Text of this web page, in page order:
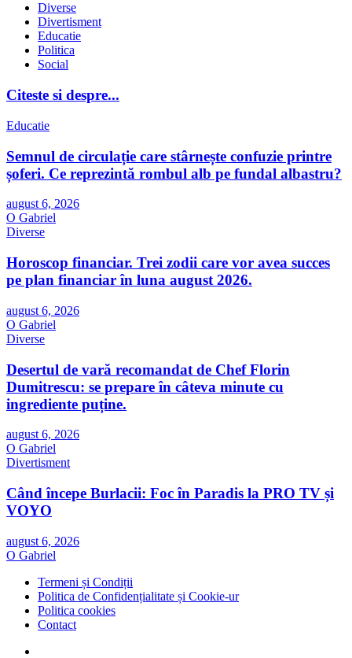
Diverse
Divertisment
Educatie
Politica
Social
Citeste si despre...
Educatie
Semnul de circulație care stârnește confuzie printre
șoferi. Ce reprezintă rombul alb pe fundal albastru?
august 6, 2026
O Gabriel
Diverse
Horoscop financiar. Trei zodii care vor avea succes
pe plan financiar în luna august 2026.
august 6, 2026
O Gabriel
Diverse
Desertul de vară recomandat de Chef Florin
Dumitrescu: se prepare în câteva minute cu
ingrediente puține.
august 6, 2026
O Gabriel
Divertisment
Când începe Burlacii: Foc în Paradis la PRO TV și
VOYO
august 6, 2026
O Gabriel
Termeni și Condiții
Politica de Confidențialitate și Cookie-ur
Politica cookies
Contact